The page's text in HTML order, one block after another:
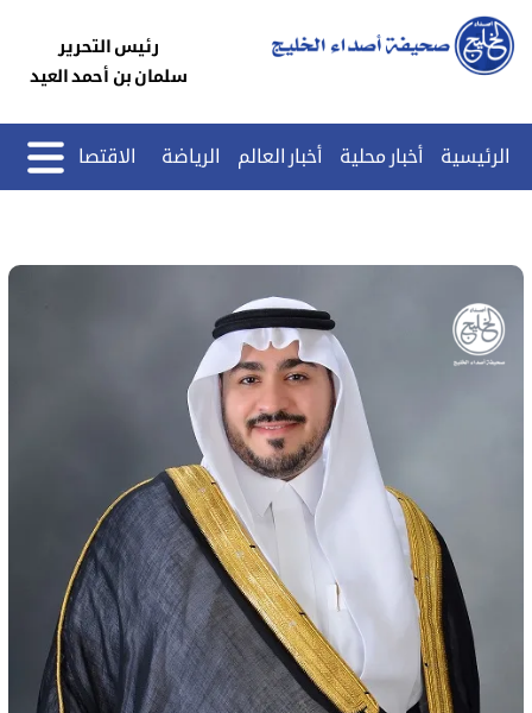
رئيس التحرير
سلمان بن أحمد العيد
الرئيسية أخبار محلية أخبار العالم الرياضة الاقتصاد